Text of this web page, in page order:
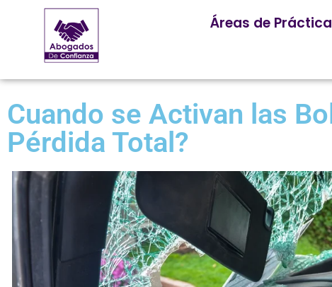
Áreas de Práctica
Cuando se Activan las
Pérdida Total?